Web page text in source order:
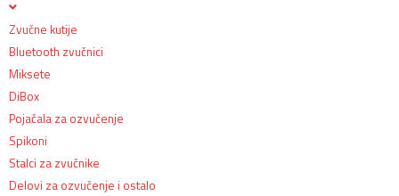
Zvučne kutije
Bluetooth zvučnici
Miksete
DiBox
Pojačala za ozvučenje
Spikoni
Stalci za zvučnike
Delovi za ozvučenje i ostalo